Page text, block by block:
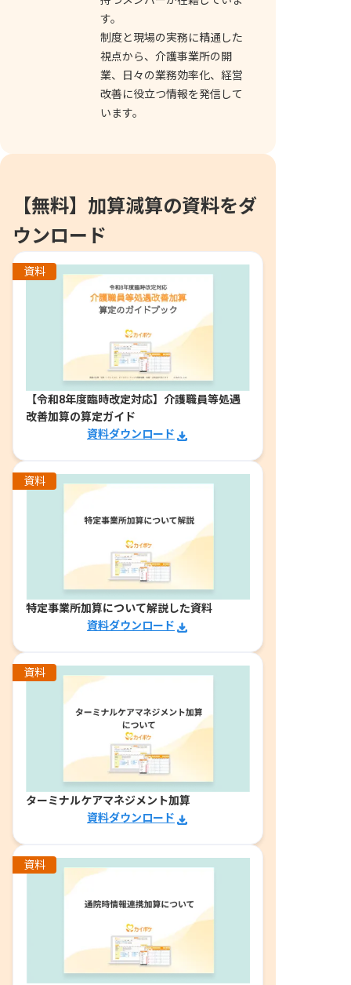
す。
制度と現場の実務に精通した
視点から、介護事業所の開
業、日々の業務効率化、経営
改善に役立つ情報を発信して
います。
【無料】加算減算の資料をダ
ウンロード
資料
【令和8年度臨時改定対応】介護職員等処遇
改善加算の算定ガイド
資料ダウンロード
資料
特定事業所加算について解説した資料
資料ダウンロード
資料
ターミナルケアマネジメント加算
資料ダウンロード
資料